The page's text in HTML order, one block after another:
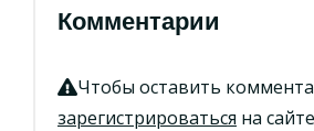
Комментарии
Чтобы оставить
зарегистрироваться на